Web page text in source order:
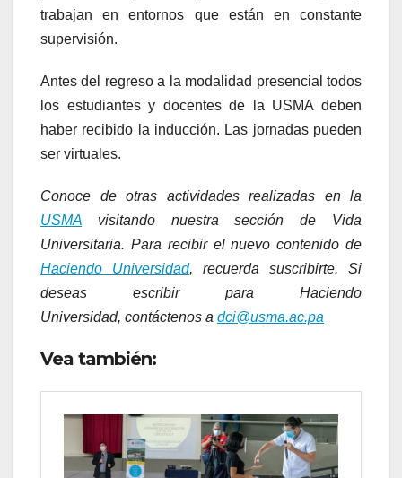
trabajan en entornos que están en constante
supervisión.
Antes del regreso a la modalidad presencial todos
los estudiantes y docentes de la USMA deben
haber recibido la inducción. Las jornadas pueden
ser virtuales.
Conoce de otras actividades realizadas en la
USMA visitando nuestra sección de Vida
Universitaria. Para recibir el nuevo contenido de
Haciendo Universidad, recuerda suscribirte. Si
deseas escribir para Haciendo
Universidad, contáctenos a dci@usma.ac.pa
Vea también: